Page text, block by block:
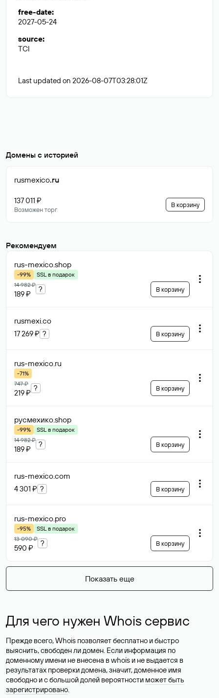
free-date:
2027-05-24
source:
TCI
Last updated on 2026-08-07T03:28:01Z
Домены с историей
rusmexico.ru
137 011 ₽
Возможен торг
В корзину
Рекомендуем
rus-mexico.shop
-99%
SSL в подарок
14 982 ₽
189 ₽
? В корзину
rusmexi.co
17 269 ₽ ? В корзину
rus-mexico.ru
-71%
747 ₽
219 ₽
? В корзину
русмехико.shop
-99%
SSL в подарок
14 982 ₽
189 ₽
? В корзину
rus-mexico.com
4 301 ₽ ? В корзину
rus-mexico.pro
-95%
SSL в подарок
13 090 ₽
590 ₽
? В корзину
Показать еще
Для чего нужен Whois сервис
Прежде всего, Whois позволяет бесплатно и быстро
выяснить, свободен ли домен. Если информация по
доменному имени не внесена в whois и не выдается в
результатах проверки домена, значит, доменное имя
свободно и с большой долей вероятности может быть
зарегистрировано.